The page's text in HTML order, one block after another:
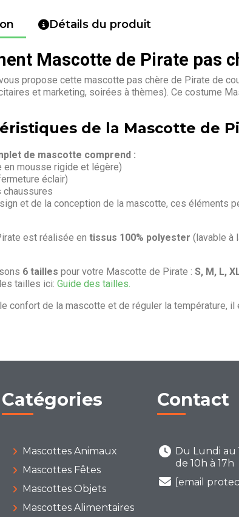
Détails du produit
Mascotte de Pirate pas
propose cette mascotte pas chère de Pirate de
et marketing, soirées à thèmes). Ce costume
de la Mascotte de
de mascotte comprend :
en mousse rigide et légère)
éclair)
et de la conception de la mascotte, ces éléments
est réalisée en tissus 100% polyester (lavable à
6 tailles pour votre Mascotte de Pirate : S, M, L,
tailles ici: Guide des tailles.
confort de la mascotte et de réguler la température,
Catégories
Mascottes Animaux
Mascottes Fêtes
Mascottes Objets
Mascottes Alimentaires
Contact
Du Lundi au
de 10h à 17h
[email